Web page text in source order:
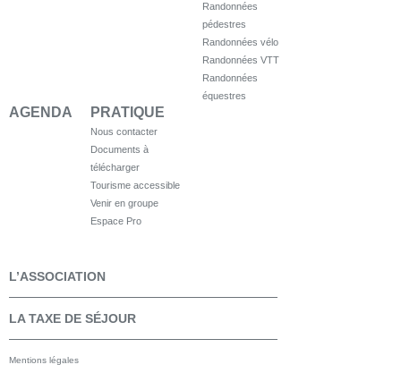
Randonnées
pédestres
Randonnées vélo
Randonnées VTT
Randonnées
équestres
AGENDA PRATIQUE
Nous contacter
Documents à
télécharger
Tourisme accessible
Venir en groupe
Espace Pro
L’ASSOCIATION
LA TAXE DE SÉJOUR
Mentions légales